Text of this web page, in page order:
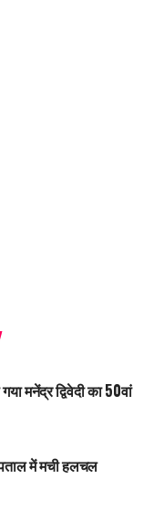
मनेंद्र द्विवेदी का 50वां
में मची हलचल